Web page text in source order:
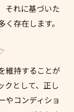
それに基づいた
存在します。
維持することが
クとして、正し
やコンディショ